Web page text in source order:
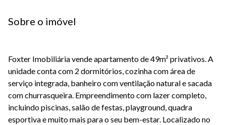
Sobre o imóvel
Foxter Imobiliária vende apartamento de 49m² privativos. A
unidade conta com 2 dormitórios, cozinha com área de
serviço integrada, banheiro com ventilação natural e sacada
com churrasqueira. Empreendimento com lazer completo,
incluindo piscinas, salão de festas, playground, quadra
esportiva e muito mais para o seu bem-estar. Localizado no